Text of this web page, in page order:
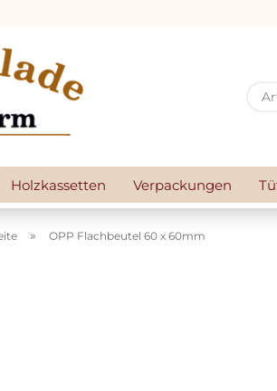
Holzkassetten Verpackungen
» OPP Flachbeutel 60 x 60mm